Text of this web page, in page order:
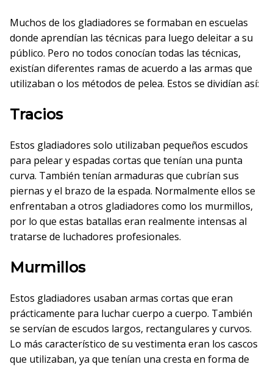
Muchos de los gladiadores se formaban en escuelas
donde aprendían las técnicas para luego deleitar a su
público. Pero no todos conocían todas las técnicas,
existían diferentes ramas de acuerdo a las armas que
utilizaban o los métodos de pelea. Estos se dividían así:
Tracios
Estos gladiadores solo utilizaban pequeños escudos
para pelear y espadas cortas que tenían una punta
curva. También tenían armaduras que cubrían sus
piernas y el brazo de la espada. Normalmente ellos se
enfrentaban a otros gladiadores como los murmillos,
por lo que estas batallas eran realmente intensas al
tratarse de luchadores profesionales.
Murmillos
Estos gladiadores usaban armas cortas que eran
prácticamente para luchar cuerpo a cuerpo. También
se servían de escudos largos, rectangulares y curvos.
Lo más característico de su vestimenta eran los cascos
que utilizaban, ya que tenían una cresta en forma de